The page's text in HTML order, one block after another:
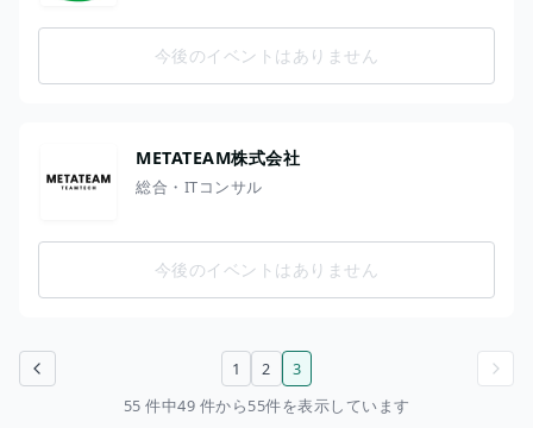
今後のイベントはありません
METATEAM株式会社
総合・ITコンサル
今後のイベントはありません
前のページ 1 2
3
55 件中49 件から55件を表示しています